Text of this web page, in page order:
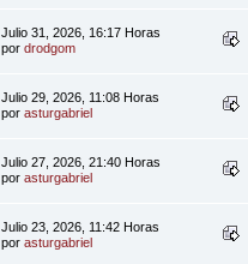
Julio 31, 2026, 16:17 Horas
pordrodgom
Julio 29, 2026, 11:08 Horas
porasturgabriel
Julio 27, 2026, 21:40 Horas
porasturgabriel
Julio 23, 2026, 11:42 Horas
porasturgabriel